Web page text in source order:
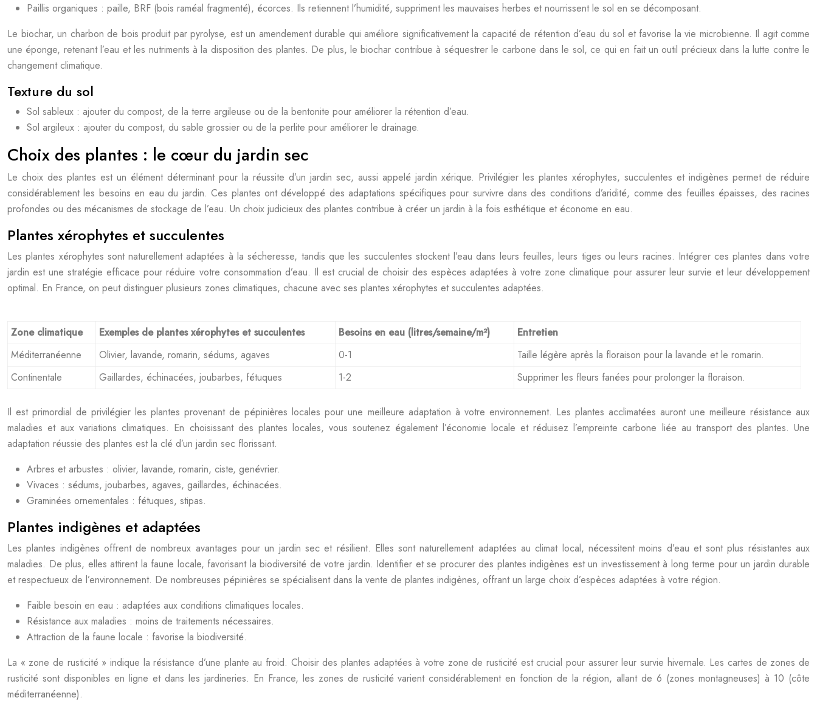
Paillis organiques : paille, BRF (bois raméal fragmenté), écorces. Ils retiennent l’humidité, suppriment les mauvaises herbes et nourrissent le sol en se décomposant.
Le biochar, un charbon de bois produit par pyrolyse, est un amendement durable qui améliore significativement la capacité de rétention d’eau du sol et favorise la vie microbienne. Il agit comme
une éponge, retenant l’eau et les nutriments à la disposition des plantes. De plus, le biochar contribue à séquestrer le carbone dans le sol, ce qui en fait un outil précieux dans la lutte contre le
changement climatique.
Texture du sol
Sol sableux : ajouter du compost, de la terre argileuse ou de la bentonite pour améliorer la rétention d’eau.
Sol argileux : ajouter du compost, du sable grossier ou de la perlite pour améliorer le drainage.
Choix des plantes : le cœur du jardin sec
Le choix des plantes est un élément déterminant pour la réussite d’un jardin sec, aussi appelé jardin xérique. Privilégier les plantes xérophytes, succulentes et indigènes permet de réduire
considérablement les besoins en eau du jardin. Ces plantes ont développé des adaptations spécifiques pour survivre dans des conditions d’aridité, comme des feuilles épaisses, des racines
profondes ou des mécanismes de stockage de l’eau. Un choix judicieux des plantes contribue à créer un jardin à la fois esthétique et économe en eau.
Plantes xérophytes et succulentes
Les plantes xérophytes sont naturellement adaptées à la sécheresse, tandis que les succulentes stockent l’eau dans leurs feuilles, leurs tiges ou leurs racines. Intégrer ces plantes dans votre
jardin est une stratégie efficace pour réduire votre consommation d’eau. Il est crucial de choisir des espèces adaptées à votre zone climatique pour assurer leur survie et leur développement
optimal. En France, on peut distinguer plusieurs zones climatiques, chacune avec ses plantes xérophytes et succulentes adaptées.
Zone climatique Exemples de plantes xérophytes et succulentes Besoins en eau (litres/semaine/m²)
Entretien
Méditerranéenne
Olivier, lavande, romarin, sédums, agaves 0-1
Taille légère après la floraison pour la lavande et le romarin.
Continentale
Gaillardes, échinacées, joubarbes, fétuques 1-2 Supprimer les fleurs fanées pour prolonger la floraison.
Il est primordial de privilégier les plantes provenant de pépinières locales pour une meilleure adaptation à votre environnement. Les plantes acclimatées auront une meilleure résistance aux
maladies et aux variations climatiques. En choisissant des plantes locales, vous soutenez également l’économie locale et réduisez l’empreinte carbone liée au transport des plantes. Une
adaptation réussie des plantes est la clé d’un jardin sec florissant.
Arbres et arbustes : olivier, lavande, romarin, ciste, genévrier.
Vivaces : sédums, joubarbes, agaves, gaillardes, échinacées.
Graminées ornementales : fétuques, stipas.
Plantes indigènes et adaptées
Les plantes indigènes offrent de nombreux avantages pour un jardin sec et résilient. Elles sont naturellement adaptées au climat local, nécessitent moins d’eau et sont plus résistantes aux
maladies. De plus, elles attirent la faune locale, favorisant la biodiversité de votre jardin. Identifier et se procurer des plantes indigènes est un investissement à long terme pour un jardin durable
et respectueux de l’environnement. De nombreuses pépinières se spécialisent dans la vente de plantes indigènes, offrant un large choix d’espèces adaptées à votre région.
Faible besoin en eau : adaptées aux conditions climatiques locales.
Résistance aux maladies : moins de traitements nécessaires.
Attraction de la faune locale : favorise la biodiversité.
La « zone de rusticité » indique la résistance d’une plante au froid. Choisir des plantes adaptées à votre zone de rusticité est crucial pour assurer leur survie hivernale. Les cartes de zones de
rusticité sont disponibles en ligne et dans les jardineries. En France, les zones de rusticité varient considérablement en fonction de la région, allant de 6 (zones montagneuses) à 10 (côte
méditerranéenne).